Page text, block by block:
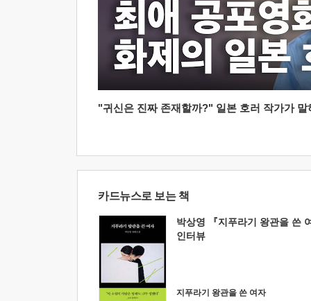
"귀신은 진짜 존재할까?" 일본 호러 작가가
카드뉴스로 보는 책
박상영 『지푸라기 왕관을 쓴
인터뷰
지푸라기 왕관을 쓴 여자